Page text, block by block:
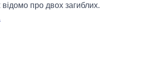
про двох загиблих.